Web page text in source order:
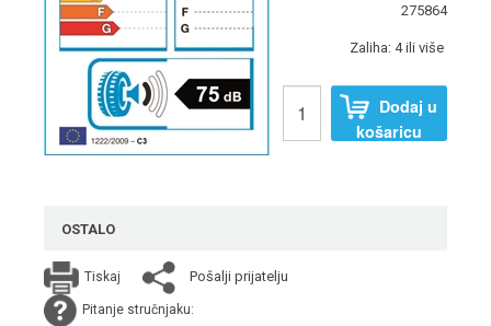
275864
Zaliha: 4 ili više
Dodaj u
košaricu
OSTALO
Tiskaj Pošalji prijatelju
Pitanje stručnjaku: